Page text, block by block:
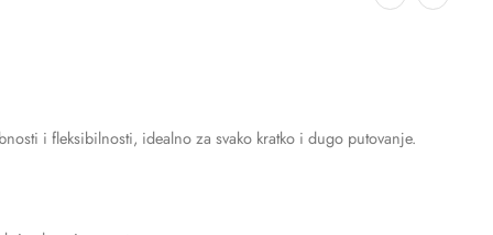
i fleksibilnosti, idealno za svako kratko i dugo putovanje.